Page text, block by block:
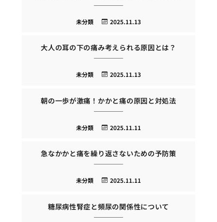
2025.11.13
未分類
大人の耳の下の痛み考えられる原因とは？
2025.11.13
未分類
朝の一歩が激痛！かかと痛の原因と対処法
2025.11.11
未分類
急なかかと痛を繰り返さないための予防策
2025.11.11
未分類
糖尿病性腎症と頻尿の関係性について